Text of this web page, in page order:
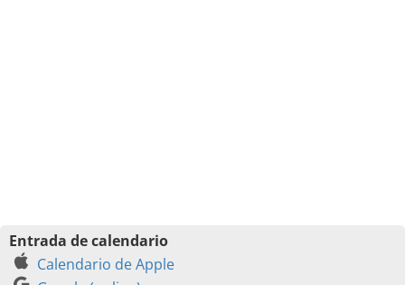
Entrada de calendario
Calendario de Apple